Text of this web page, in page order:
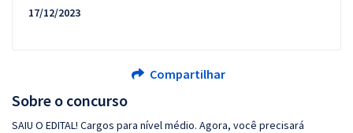
Sobre o concurso
SAIU O EDITAL! Cargos para nível médio. Agora, você precisará
17/12/2023
Compartilhar